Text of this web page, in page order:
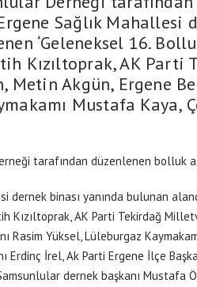
Sağlık Mahallesi
‘Geleneksel 16.
Kızıltoprak, AK
Metin Akgün, Ergene
Mustafa Kaya,
tarafından düzenlenen bolluk
dernek binası yanında bulunan
Kızıltoprak, AK Parti Tekirdağ
Rasim Yüksel, Lüleburgaz
Erdinç İrel, Ak Parti Ergene İlçe
dernek başkanı Mustafa